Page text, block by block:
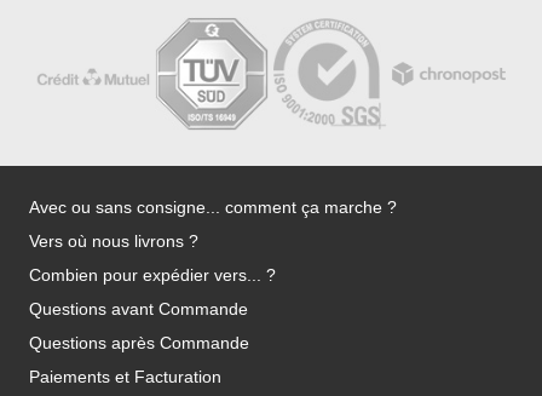
Avec ou sans consigne... comment ça marche ?
Vers où nous livrons ?
Combien pour expédier vers... ?
Questions avant Commande
Questions après Commande
Paiements et Facturation